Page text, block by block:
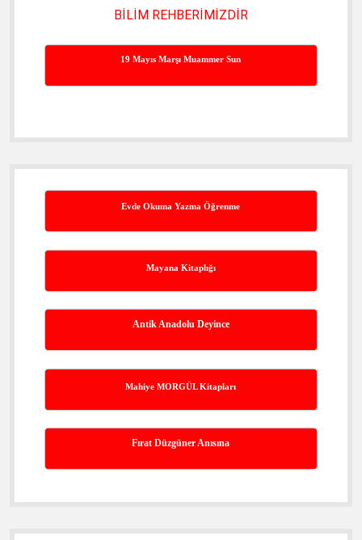
BİLİM REHBERİMİZDİR
19 Mayıs Marşı Muammer Sun
Evde Okuma Yazma Öğrenme
Mayana Kitaplığı
Antik Anadolu Deyince
Mahiye MORGÜL Kitapları
Fırat Düzgüner Anısına